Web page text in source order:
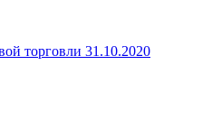
торговли 31.10.2020